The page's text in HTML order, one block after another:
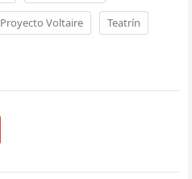
Proyecto Voltaire Teatrín